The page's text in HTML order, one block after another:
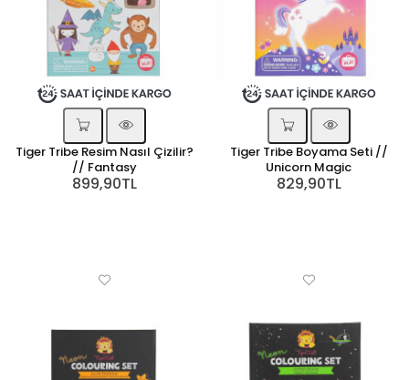
Tiger Tribe Resim Nasıl Çizilir?
// Fantasy
899,90TL
Tiger Tribe Boyama Seti //
Unicorn Magic
829,90TL